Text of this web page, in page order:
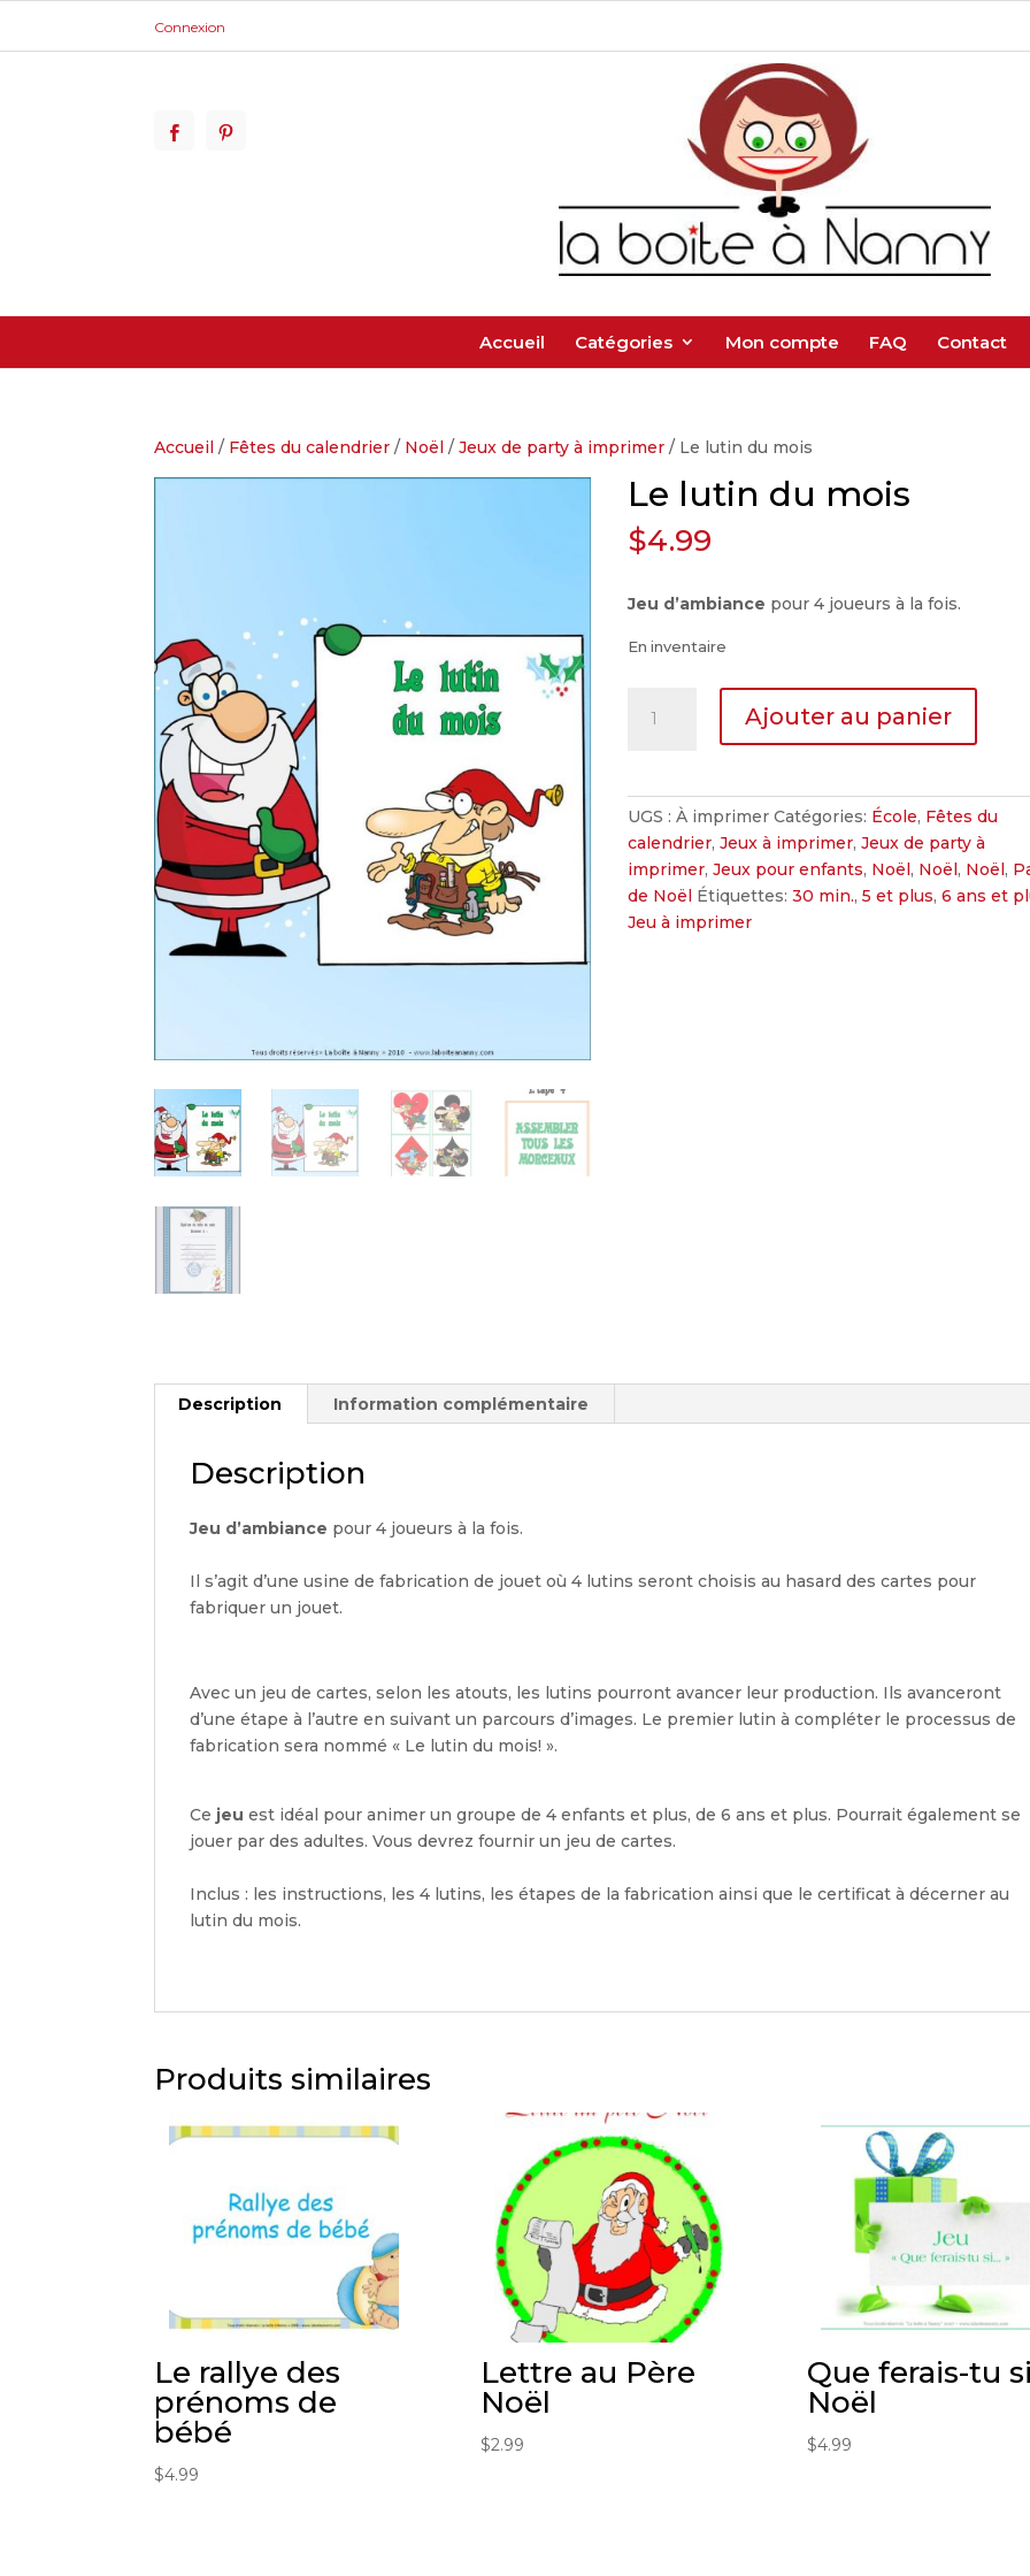
Connexion
Accueil Catégories Mon compte FAQ Contact
Accueil / Fêtes du calendrier / Noël /Jeux de party à imprimer / Le lutin du mois
Le lutin du mois
$4.99
Jeu d’ambiance pour 4 joueurs à la fois.
En inventaire
mois
Ajouter au panier
UGS :À imprimer Catégories: École, Fêtes du
calendrier,Jeux à imprimer,Jeux de party à
imprimer,Jeux pour enfants, Noël, Noël, Noël,
de Noël Étiquettes:30 min.,5 et plus,6 ans et
Jeu à imprimer
Description Information complémentaire
Description
Jeu d’ambiance pour 4 joueurs à la fois.
Il s’agit d’une usine de fabrication de jouet où 4 lutins seront choisis au hasard des cartes pour
fabriquer un jouet.
Avec un jeu de cartes, selon les atouts, les lutins pourront avancer leur production. Ils avanceront
d’une étape à l’autre en suivant un parcours d’images. Le premier lutin à compléter le processus de
fabrication sera nommé « Le lutin du mois! ».
Ce jeuest idéal pour animer un groupe de 4 enfants et plus, de 6 ans et plus. Pourrait également se
jouer par des adultes. Vous devrez fournir un jeu de cartes.
Inclus : les instructions, les 4 lutins, les étapes de la fabrication ainsi que le certificat à décerner au
lutin du mois.
Produits similaires
Le rallye des
prénoms de
bébé
$4.99
Lettre au Père
Noël
$2.99
Que ferais-tu
Noël
$4.99